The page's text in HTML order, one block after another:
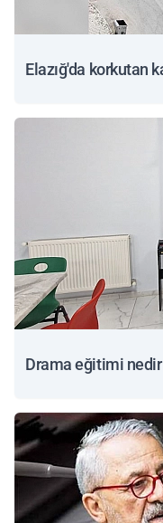
Elazığ'da korkutan
Drama eğitimi nedir